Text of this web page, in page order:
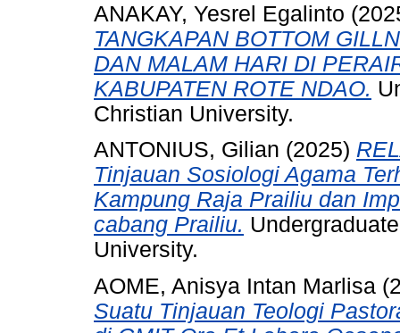
ANAKAY, Yesrel Egalinto
TANGKAPAN BOTTOM
DAN MALAM HARI DI
KABUPATEN ROTE NDAO.
Christian University.
ANTONIUS, Gilian (2025)
Tinjauan Sosiologi Agama
Kampung Raja Prailiu dan
cabang Prailiu.
University.
AOME, Anisya Intan Marlisa
Suatu Tinjauan Teologi